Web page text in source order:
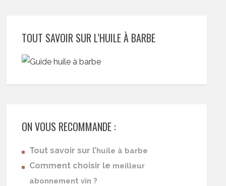
TOUT SAVOIR SUR L’HUILE À BARBE
ON VOUS RECOMMANDE :
Tout savoir sur l’huile à barbe
Comment choisir le meilleur
abonnement vin ?